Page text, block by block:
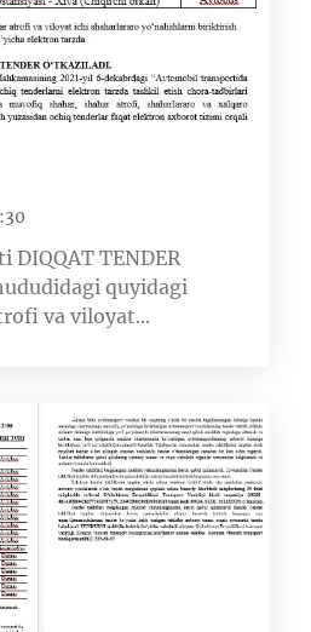
TENDER
quyidagi
va viloyat...